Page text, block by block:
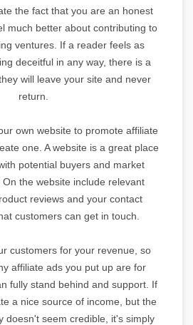
the fact that you are an honest
much better about contributing to
ventures. If a reader feels as
deceitful in any way, there is a
will leave your site and never
return.
own website to promote affiliate
one. A website is a great place
potential buyers and market
the website include relevant
reviews and your contact
customers can get in touch.
customers for your revenue, so
affiliate ads you put up are for
fully stand behind and support. If
a nice source of income, but the
doesn't seem credible, it's simply